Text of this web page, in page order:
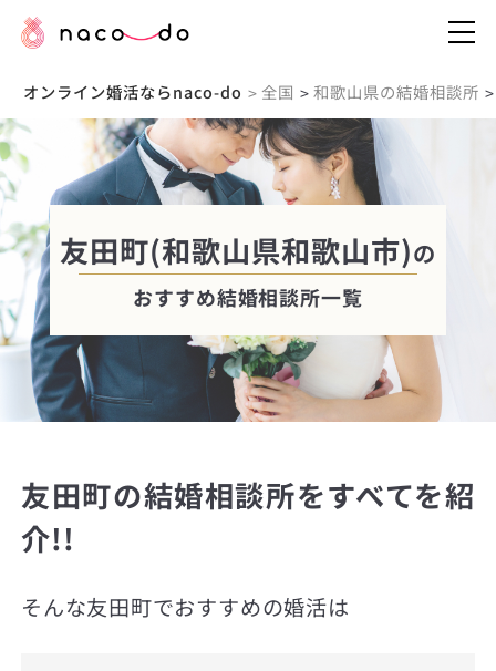
オンライン婚活ならnaco-do > 全国 > 和歌山県の結婚相談所 >
友田町(和歌山県和歌山市)の
おすすめ結婚相談所一覧
友田町の結婚相談所をすべてを紹
介!!
そんな友田町でおすすめの婚活は